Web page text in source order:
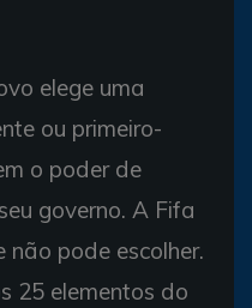
elege uma
ou primeiro-
o poder de
governo. A Fifa
não pode escolher.
25 elementos do